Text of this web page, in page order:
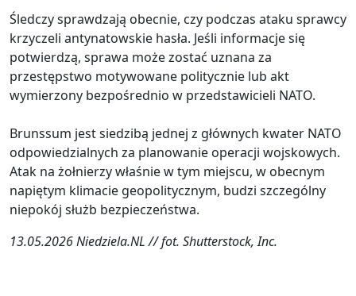
Śledczy sprawdzają obecnie, czy podczas ataku sprawcy
krzyczeli antynatowskie hasła. Jeśli informacje się
potwierdzą, sprawa może zostać uznana za
przestępstwo motywowane politycznie lub akt
wymierzony bezpośrednio w przedstawicieli NATO.
Brunssum jest siedzibą jednej z głównych kwater NATO
odpowiedzialnych za planowanie operacji wojskowych.
Atak na żołnierzy właśnie w tym miejscu, w obecnym
napiętym klimacie geopolitycznym, budzi szczególny
niepokój służb bezpieczeństwa.
13.05.2026 Niedziela.NL // fot. Shutterstock, Inc.